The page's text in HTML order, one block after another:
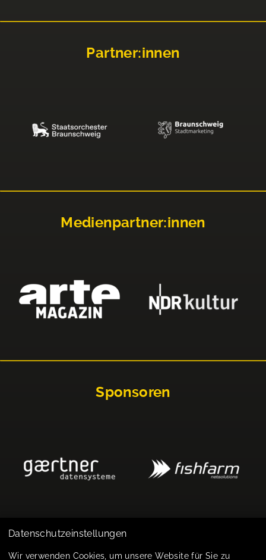
Partner:innen
Medienpartner:innen
Sponsoren
Impressum
Datenschutzeinstellungen
Wir verwenden Cookies, um unsere Website für Sie zu